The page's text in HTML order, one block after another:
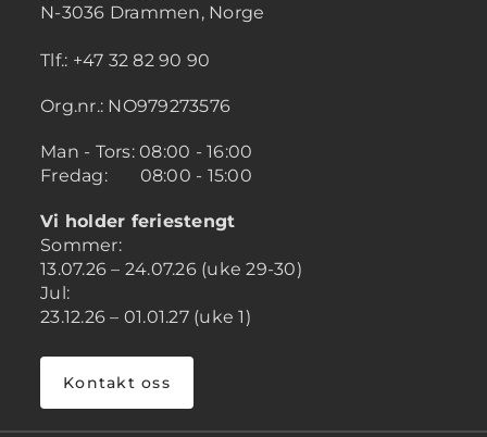
N-3036 Drammen, Norge
Tlf.: +47 32 82 90 90
Org.nr.: NO979273576
Man - Tors: 08:00 - 16:00
Fredag: 08:00 - 15:00
Vi holder feriestengt
Sommer:
13.07.26 – 24.07.26 (uke 29-30)
Jul:
23.12.26 – 01.01.27 (uke 1)
Kontakt oss